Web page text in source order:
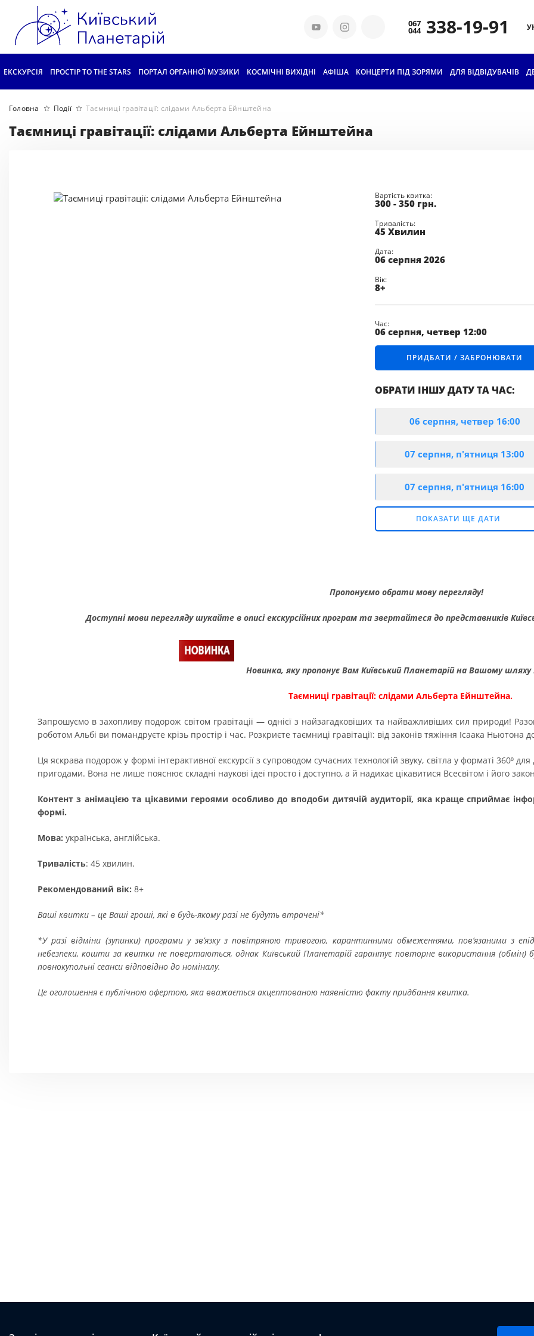
338-19-91
ЕКСКУРСІЯ ПРОСТІР TO THE STARS ПОРТАЛ ОРГАННОЇ МУЗИКИ КОСМІЧНІ ВИХІДНІ АФІША КОНЦЕРТИ ПІД ЗОРЯМИ ДЛЯ ВІДВІДУВАЧІВ
КВИТКИ ТА ЦІНИ
ПЛАНЕТАРІЮ
МАГАЗИН
КОСМІЧНИХ
СУВЕНІРІВ
ОРГАНІЗАЦІЇ
ПРОТИЕПІДЕМІЧНИХ
Головна Події Таємниці гравітації: слідами Альберта Ейнштейна
Таємниці гравітації: слідами Альберта Ейнштейна
Вартість квитка:
300 - 350 грн.
Тривалість:
45 Хвилин
Дата:
06 серпня 2026
Вік:
8+
Час:
06 серпня, четвер 12:00
ПРИДБАТИ / ЗАБРОНЮВАТИ
ОБРАТИ ІНШУ ДАТУ ТА ЧАС:
06 серпня, четвер 16:00
07 серпня, п'ятниця 13:00
07 серпня, п'ятниця 16:00
ПОКАЗАТИ ЩЕ ДАТИ
Пропонуємо обрати мову перегляду!
Доступні мови перегляду шукайте в описі екскурсійних програм та звертайтеся до представників
Новинка, яку пропонує Вам Київський Планетарій на Вашому шляху
Таємниці гравітації: слідами Альберта Ейнштейна.
Запрошуємо в захопливу подорож світом гравітації — однієї з найзагадковіших та найважливіших сил природи!
роботом Альбі ви помандруєте крізь простір і час. Розкриєте таємниці гравітації: від законів тяжіння Ісаака
Ця яскрава подорож у формі інтерактивної екскурсії з супроводом сучасних технологій звуку, світла у форматі 360⁰
пригодами. Вона не лише пояснює складні наукові ідеї просто і доступно, а й надихає цікавитися Всесвітом і його
Контент з анімацією та цікавими героями особливо до вподоби дитячій аудиторії, яка краще сприймає
формі.
Мова: українська, англійська.
Тривалість: 45 хвилин.
Рекомендований вік: 8+
Ваші квитки – це Ваші гроші, які в будь-якому разі не будуть втрачені*
*У разі відміни (зупинки) програми у зв’язку з повітряною тривогою, карантинними обмеженнями, пов’язаними з
небезпеки, кошти за квитки не повертаються, однак Київський Планетарій гарантує повторне використання (обмін)
повнокупольні сеанси відповідно до номіналу.
Це оголошення є публічною офертою, яка вважається акцептованою наявністю факту придбання квитка.